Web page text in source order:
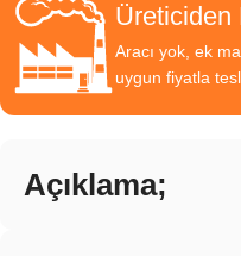
Üreticiden
Aracı yok, ek
uygun fiyatla
Açıklama;